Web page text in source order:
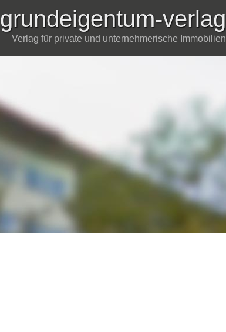
grundeigentum-verlag
Verlag für private und unternehmerische Immobilien